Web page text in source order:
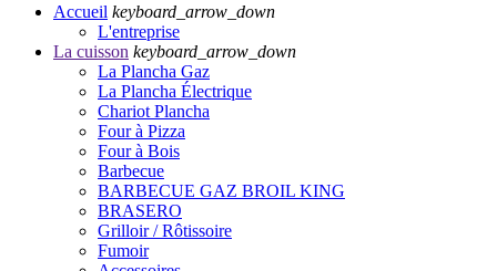
Accueil keyboard_arrow_down
L'entreprise
La cuisson keyboard_arrow_down
La Plancha Gaz
La Plancha Électrique
Chariot Plancha
Four à Pizza
Four à Bois
Barbecue
BARBECUE GAZ BROIL KING
BRASERO
Grilloir / Rôtissoire
Fumoir